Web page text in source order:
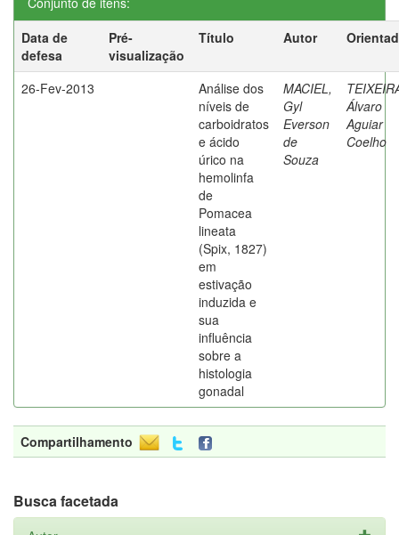
Data de
defesa
Pré-
visualização
Título Autor
26-Fev-2013
Análise dos
níveis de
carboidratos
e ácido
úrico na
hemolinfa
de
Pomacea
lineata
(Spix, 1827)
em
estivação
induzida e
sua
influência
sobre a
histologia
gonadal
MACIEL,
Gyl
Everson
de
Souza
Álvaro
Aguiar
Coelho
Compartilhamento
Busca facetada